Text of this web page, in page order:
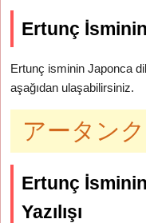
Ertunç İsminin
Ertunç isminin Japonca
aşağıdan ulaşabilirsiniz.
アータンク
Ertunç
Yazılışı